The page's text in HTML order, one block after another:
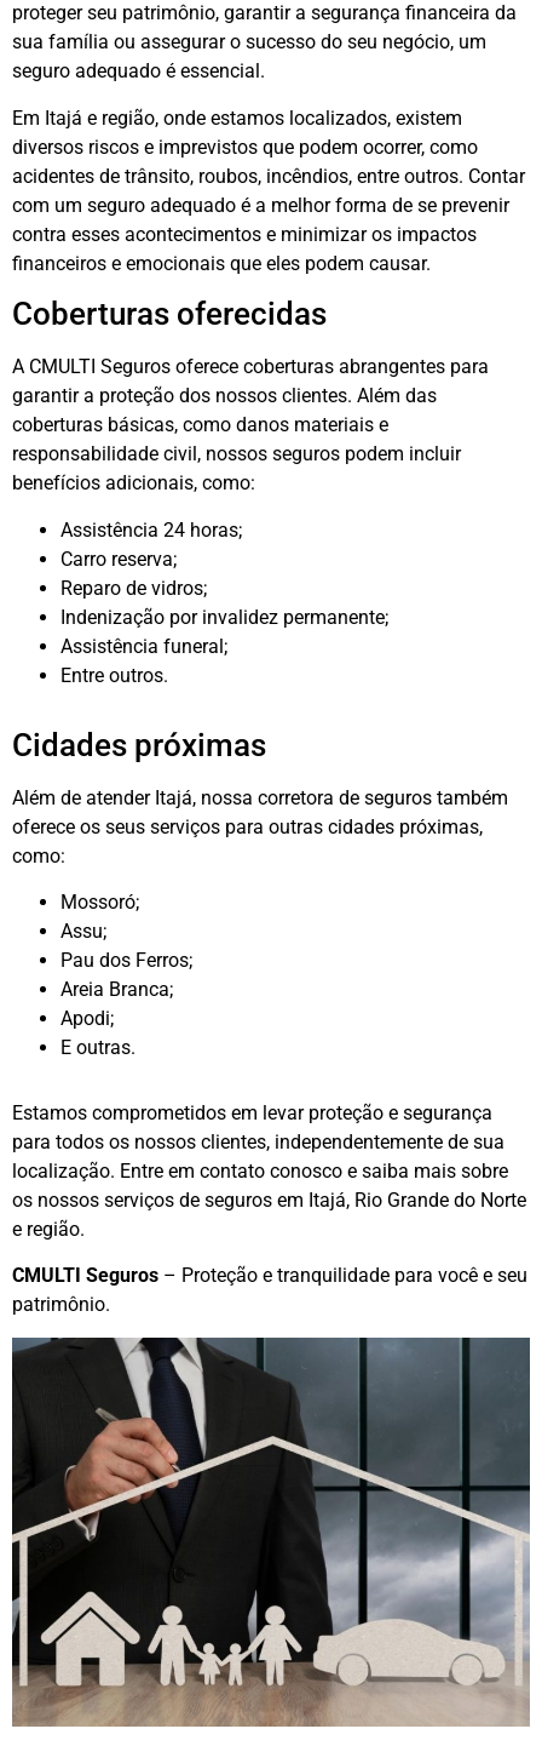
proteger seu patrimônio, garantir a segurança financeira da
sua família ou assegurar o sucesso do seu negócio, um
seguro adequado é essencial.
Em Itajá e região, onde estamos localizados, existem
diversos riscos e imprevistos que podem ocorrer, como
acidentes de trânsito, roubos, incêndios, entre outros. Contar
com um seguro adequado é a melhor forma de se prevenir
contra esses acontecimentos e minimizar os impactos
financeiros e emocionais que eles podem causar.
Coberturas oferecidas
A CMULTI Seguros oferece coberturas abrangentes para
garantir a proteção dos nossos clientes. Além das
coberturas básicas, como danos materiais e
responsabilidade civil, nossos seguros podem incluir
benefícios adicionais, como:
Assistência 24 horas;
Carro reserva;
Reparo de vidros;
Indenização por invalidez permanente;
Assistência funeral;
Entre outros.
Cidades próximas
Além de atender Itajá, nossa corretora de seguros também
oferece os seus serviços para outras cidades próximas,
como:
Mossoró;
Assu;
Pau dos Ferros;
Areia Branca;
Apodi;
E outras.
Estamos comprometidos em levar proteção e segurança
para todos os nossos clientes, independentemente de sua
localização. Entre em contato conosco e saiba mais sobre
os nossos serviços de seguros em Itajá, Rio Grande do Norte
e região.
CMULTI Seguros – Proteção e tranquilidade para você e seu
patrimônio.